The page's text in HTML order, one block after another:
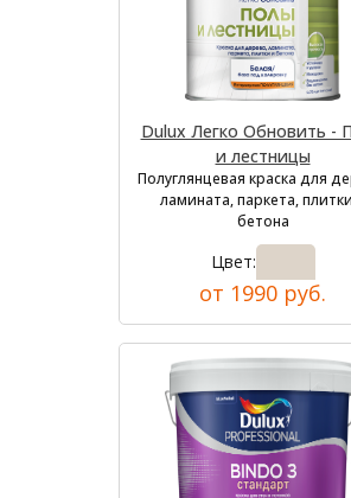
Dulux Легко Обновить -
и лестницы
Полуглянцевая краска для
ламината, паркета,
бетона
Цвет:
от 1990 руб.